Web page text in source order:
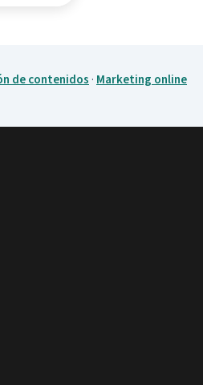
de contenidos · Marketing online